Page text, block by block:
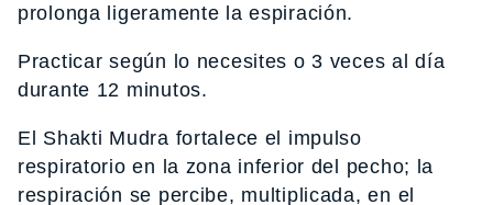
prolonga ligeramente la espiración.
Practicar según lo necesites o 3 veces al día
durante 12 minutos.
El Shakti Mudra fortalece el impulso
respiratorio en la zona inferior del pecho; la
respiración se percibe, multiplicada, en el